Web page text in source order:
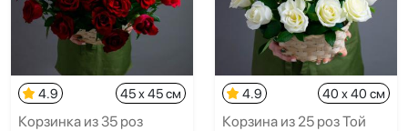
4.9 45 x 45 см
Корзинка из 35 роз
4.9 40 x 40 см
Корзина из 25 роз Той